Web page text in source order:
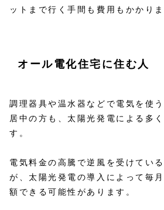
ットまで行く手間も費用もかかりま
オール電化住宅に住む人
調理器具や温水器などで電気を使
居中の方も、太陽光発電による多
す。
電気料金の高騰で逆風を受けてい
が、太陽光発電の導入によって毎
額できる可能性があります。